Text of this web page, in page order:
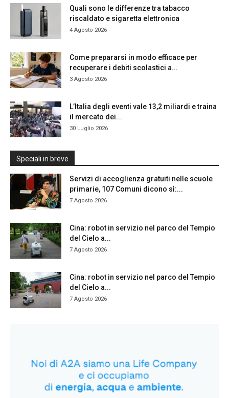
Quali sono le differenze tra tabacco
riscaldato e sigaretta elettronica
4 Agosto 2026
Come prepararsi in modo efficace per
recuperare i debiti scolastici a...
3 Agosto 2026
L’Italia degli eventi vale 13,2 miliardi e traina
il mercato dei...
30 Luglio 2026
Speciali in breve
Servizi di accoglienza gratuiti nelle scuole
primarie, 107 Comuni dicono sì:...
7 Agosto 2026
Cina: robot in servizio nel parco del Tempio
del Cielo a...
7 Agosto 2026
Cina: robot in servizio nel parco del Tempio
del Cielo a...
7 Agosto 2026